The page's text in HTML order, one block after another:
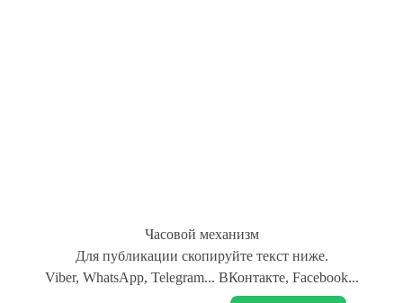
Часовой механизм
Для публикации скопируйте текст ниже.
Viber, WhatsApp, Telegram... ВКонтакте, Facebook...